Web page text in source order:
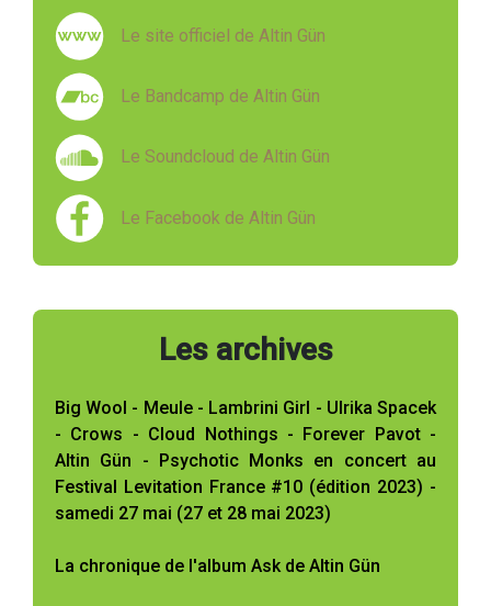
Le site officiel de Altin Gün
Le Bandcamp de Altin Gün
Le Soundcloud de Altin Gün
Le Facebook de Altin Gün
Les archives
Big Wool - Meule - Lambrini Girl - Ulrika Spacek
- Crows - Cloud Nothings - Forever Pavot -
Altin Gün - Psychotic Monks en concert au
Festival Levitation France #10 (édition 2023) -
samedi 27 mai (27 et 28 mai 2023)
La chronique de l'album Ask de Altin Gün